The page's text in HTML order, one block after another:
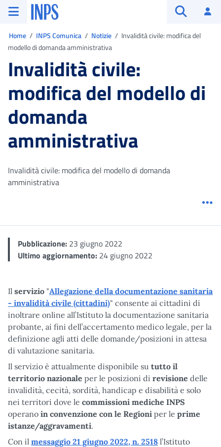
Vai al menu principale
Vai al contenuto principale
Vai al pie' di pagina
INPS ()
Home INPS Comunica Notizie
Invalidità civile: modifica del
modello di domanda amministrativa
Invalidità civile:
modifica del modello di
domanda
amministrativa
Invalidità civile: modifica del modello di domanda
amministrativa
Pubblicazione: 23 giugno 2022
Ultimo aggiornamento: 24 giugno 2022
Il servizio "Allegazione della documentazione sanitaria
- invalidità civile (cittadini)" consente ai cittadini di
inoltrare online all’Istituto la documentazione sanitaria
probante, ai fini dell’accertamento medico legale, per la
definizione agli atti delle domande/posizioni in attesa
di valutazione sanitaria.
Il servizio è attualmente disponibile su tutto il
territorio nazionale per le posizioni di revisione delle
invalidità, cecità, sordità, handicap e disabilità e solo
nei territori dove le commissioni mediche INPS
operano in convenzione con le Regioni per le prime
istanze/aggravamenti.
Con il messaggio 21 giugno 2022, n. 2518 l’Istituto